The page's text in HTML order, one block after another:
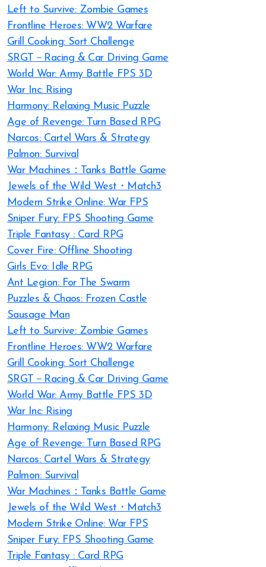
Left to Survive: Zombie Games
Frontline Heroes: WW2 Warfare
Grill Cooking: Sort Challenge
SRGT－Racing & Car Driving Game
World War: Army Battle FPS 3D
War Inc: Rising
Harmony: Relaxing Music Puzzle
Age of Revenge: Turn Based RPG
Narcos: Cartel Wars & Strategy
Palmon: Survival
War Machines：Tanks Battle Game
Jewels of the Wild West・Match3
Modern Strike Online: War FPS
Sniper Fury: FPS Shooting Game
Triple Fantasy : Card RPG
Cover Fire: Offline Shooting
Girls Evo: Idle RPG
Ant Legion: For The Swarm
Puzzles & Chaos: Frozen Castle
Sausage Man
Left to Survive: Zombie Games
Frontline Heroes: WW2 Warfare
Grill Cooking: Sort Challenge
SRGT－Racing & Car Driving Game
World War: Army Battle FPS 3D
War Inc: Rising
Harmony: Relaxing Music Puzzle
Age of Revenge: Turn Based RPG
Narcos: Cartel Wars & Strategy
Palmon: Survival
War Machines：Tanks Battle Game
Jewels of the Wild West・Match3
Modern Strike Online: War FPS
Sniper Fury: FPS Shooting Game
Triple Fantasy : Card RPG